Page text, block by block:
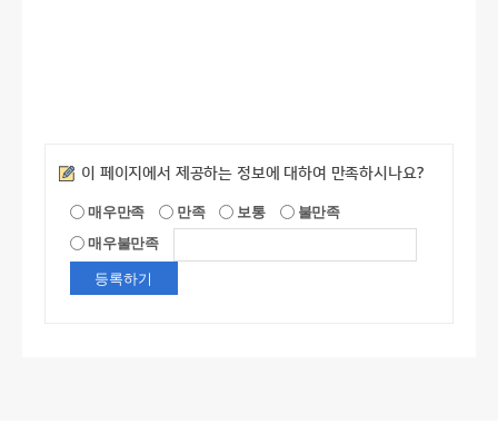
만족도조사
이 페이지에서 제공하는 정보에 대하여 만족하시나요?
매우만족 만족 보통
불만족
매우불만족